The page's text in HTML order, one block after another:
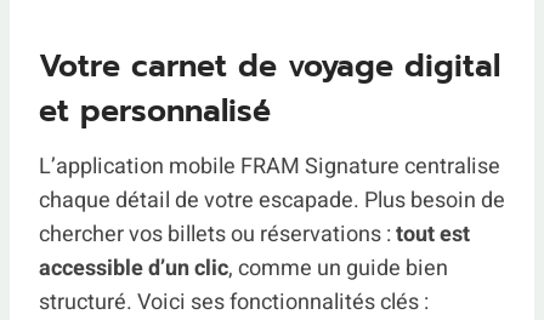
Votre carnet de voyage digital
et personnalisé
L’application mobile FRAM Signature centralise
chaque détail de votre escapade. Plus besoin de
chercher vos billets ou réservations :tout est
accessible d’un clic, comme un guide bien
structuré. Voici ses fonctionnalités clés :